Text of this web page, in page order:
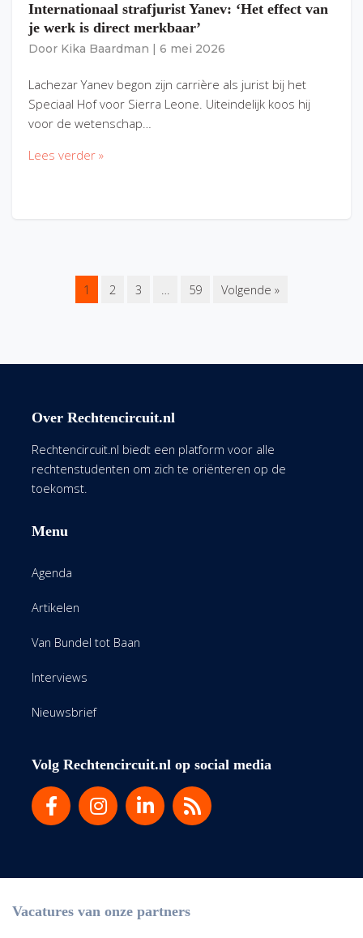
Internationaal strafjurist Yanev: ‘Het effect van
je werk is direct merkbaar’
Door Kika Baardman 6 mei 2026
Lachezar Yanev begon zijn carrière als jurist bij het
Speciaal Hof voor Sierra Leone. Uiteindelijk koos hij
voor de wetenschap…
Lees verder »
1 2 3 … 59 Volgende »
Over Rechtencircuit.nl
Rechtencircuit.nl biedt een platform voor alle
rechtenstudenten om zich te oriënteren op de
toekomst.
Menu
Agenda
Artikelen
Van Bundel tot Baan
Interviews
Nieuwsbrief
Volg Rechtencircuit.nl op social media
Vacatures van onze partners